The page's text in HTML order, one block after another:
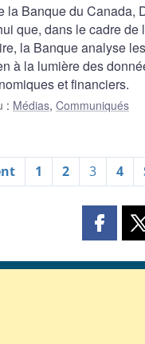
la Banque du Canada,
que, dans le cadre de
la Banque analyse
à la lumière des
et financiers.
: Médias, Communiqués
1 2 3 4
page